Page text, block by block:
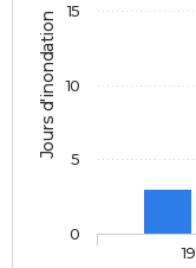
Jours d'inondation
0
5
10
15